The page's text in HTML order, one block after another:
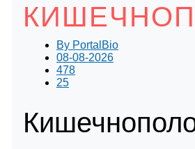
By PortalBio
08-08-2026
478
25